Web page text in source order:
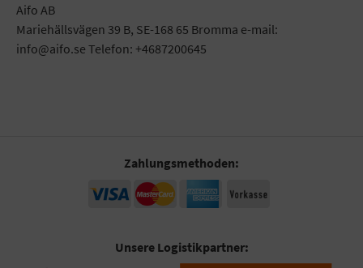
Aifo AB
Mariehällsvägen 39 B, SE-168 65 Bromma e-mail:
info@aifo.se Telefon: +4687200645
Zahlungsmethoden:
Unsere Logistikpartner: